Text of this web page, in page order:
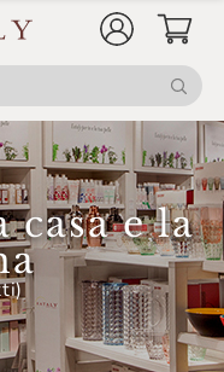
e la